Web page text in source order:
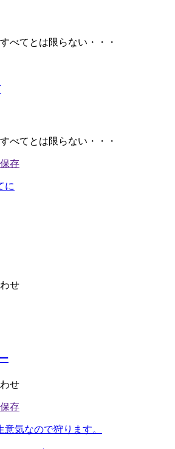
べてとは限らない・・・
べてとは限らない・・・
せ
せ